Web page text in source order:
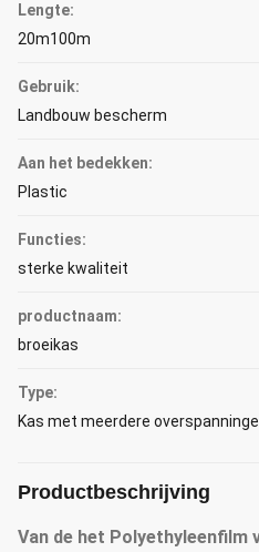
Lengte:
20m100m
Gebruik:
Landbouw bescherm
Aan het bedekken:
Plastic
Functies:
sterke kwaliteit
productnaam:
broeikas
Type:
Kas met meerdere
Productbeschrijving
Van de het Polyethyleenfilm